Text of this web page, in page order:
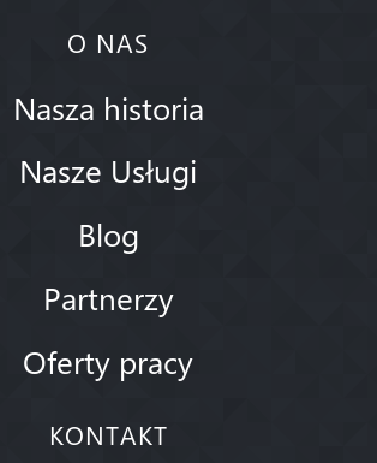
O NAS
Nasza historia
Nasze Usługi
Blog
Partnerzy
Oferty pracy
KONTAKT